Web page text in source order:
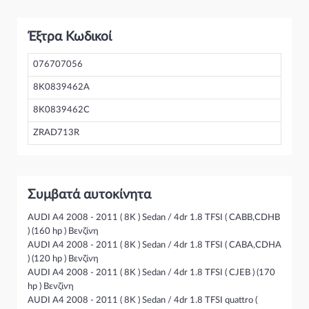
Έξτρα Κωδικοί
076707056
8K0839462A
8K0839462C
ZRAD713R
Συμβατά αυτοκίνητα
AUDI A4 2008 - 2011 ( 8K ) Sedan / 4dr 1.8 TFSI ( CABB,CDHB
) (160 hp ) Βενζίνη
AUDI A4 2008 - 2011 ( 8K ) Sedan / 4dr 1.8 TFSI ( CABA,CDHA
) (120 hp ) Βενζίνη
AUDI A4 2008 - 2011 ( 8K ) Sedan / 4dr 1.8 TFSI ( CJEB ) (170
hp ) Βενζίνη
AUDI A4 2008 - 2011 ( 8K ) Sedan / 4dr 1.8 TFSI quattro (